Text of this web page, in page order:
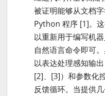
被证明能够从文档
Python 程序 [1]。
以重新用于编写机
自然语言命令即可
以表达处理感知输
[2]、[3]）和参数化
反馈循环。当提供